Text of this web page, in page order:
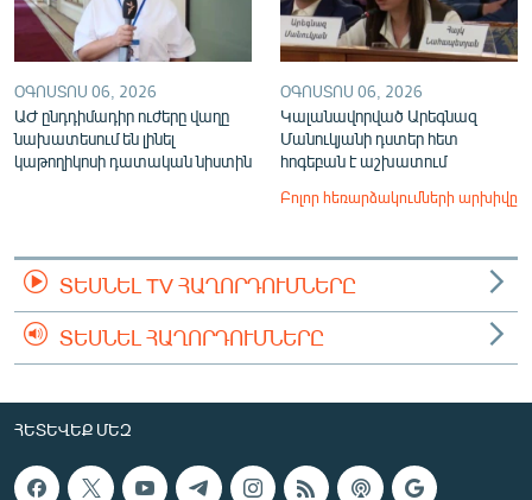
ՕԳՈՍՏՈՍ 06, 2026
ԱԺ ընդդիմադիր ուժերը վաղը
նախատեսում են լինել
կաթողիկոսի դատական նիստին
ՕԳՈՍՏՈՍ 06, 2026
Կալանավորված Արեգնազ
Մանուկյանի դստեր հետ
հոգեբան է աշխատում
Բոլոր հեռարձակումների արխիվը
ՏԵՍՆԵԼ TV ՀԱՂՈՐԴՈՒՄՆԵՐԸ
ՏԵՍՆԵԼ ՀԱՂՈՐԴՈՒՄՆԵՐԸ
ՀԵՏԵՎԵՔ ՄԵԶ